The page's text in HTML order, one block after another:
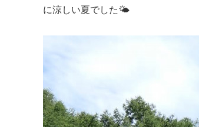
に涼しい夏でした🌤